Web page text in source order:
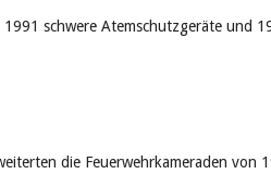
schwere Atemschutzgeräte und
die Feuerwehrkameraden von